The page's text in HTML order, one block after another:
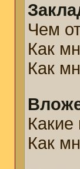
Чем
Как
Как
Как